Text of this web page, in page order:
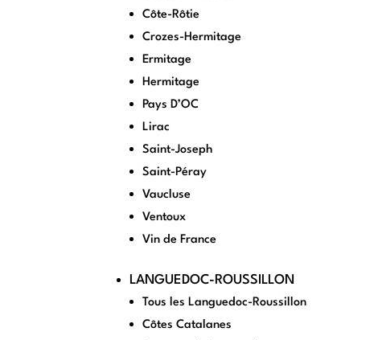
Côte-Rôtie
Crozes-Hermitage
Ermitage
Hermitage
Pays D’OC
Lirac
Saint-Joseph
Saint-Péray
Vaucluse
Ventoux
Vin de France
LANGUEDOC-ROUSSILLON
Tous les Languedoc-Roussillon
Côtes Catalanes